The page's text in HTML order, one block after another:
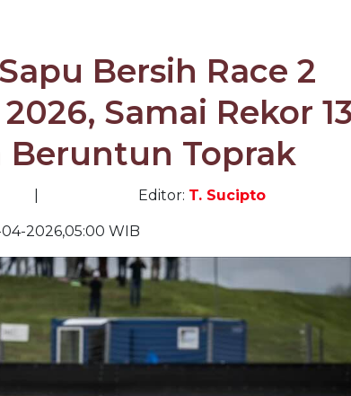
Bersih Race 2
Samai Rekor 13
Beruntun Toprak
Editor: T. Sucipto
2026,05:00 WIB